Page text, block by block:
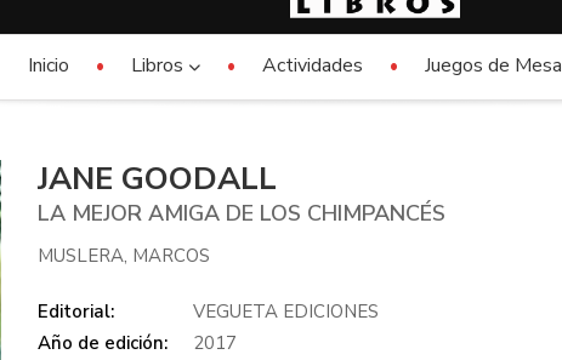
Inicio Libros Actividades Juegos de Mesa
JANE GOODALL
LA MEJOR AMIGA DE LOS CHIMPANCÉS
MUSLERA, MARCOS
Editorial:
VEGUETA EDICIONES
Año de edición:
2017